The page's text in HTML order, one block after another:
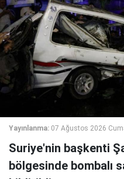
Yayınlanma: 07 Ağustos 2026
Suriye'nin başkenti
bölgesinde bombalı